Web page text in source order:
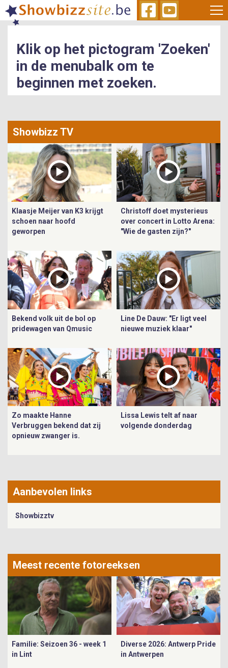
Skip
to
content
Klik op het pictogram 'Zoeken'
in de menubalk om te
beginnen met zoeken.
Showbizz TV
Klaasje Meijer van K3 krijgt
schoen naar hoofd
geworpen
Christoff doet mysterieus
over concert in Lotto Arena:
"Wie de gasten zijn?"
Bekend volk uit de bol op
pridewagen van Qmusic
Line De Dauw: "Er ligt veel
nieuwe muziek klaar"
Zo maakte Hanne
Verbruggen bekend dat zij
opnieuw zwanger is.
Lissa Lewis telt af naar
volgende donderdag
Aanbevolen links
Showbizztv
Meest recente fotoreeksen
Familie: Seizoen 36 - week 1
in Lint
Diverse 2026: Antwerp Pride
in Antwerpen